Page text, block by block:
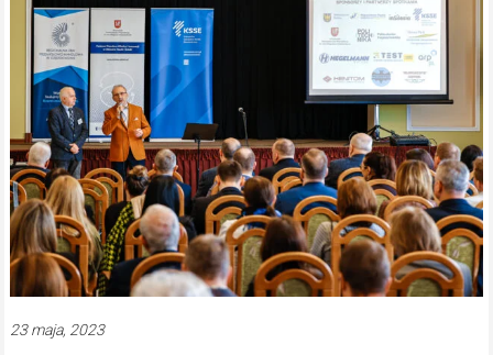
Kłobuck,
Lubliniec,
Myszków
23 maja, 2023